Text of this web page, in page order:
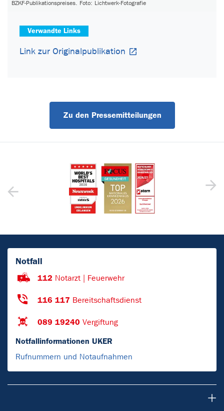
BZKF-Publikationspreises. Foto: Lichtwerk-Fotografie
Verwandte Links
Link zur Originalpublikation
Zu den Pressemitteilungen
Notfall
112 Notarzt | Feuerwehr
116 117 Bereitschaftsdienst
089 19240 Vergiftung
Notfallinformationen UKER
Rufnummern und Notaufnahmen